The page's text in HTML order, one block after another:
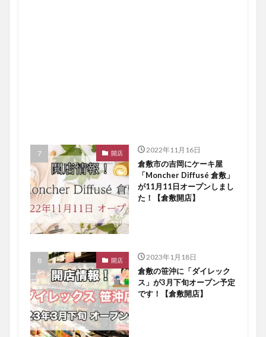
開店 2022年11月16日
倉敷市の吉岡にケーキ屋
「Moncher Diffusé 倉敷」
が11月11日オープンしまし
た！【倉敷開店】
開店 2023年1月18日
倉敷の笹沖に「ダイレック
ス」が3月下旬オープン予定
です！【倉敷開店】